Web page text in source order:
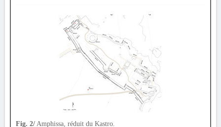
Fig. 2/ Amphissa, réduit du Kastro.